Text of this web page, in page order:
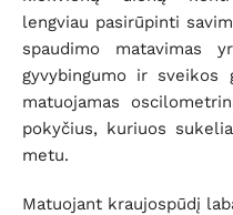
lengviau pasirūpinti
spaudimo matavimas
gyvybingumo ir sveikos
matuojamas
pokyčius, kuriuos
metu.
Matuojant kraujospūdį